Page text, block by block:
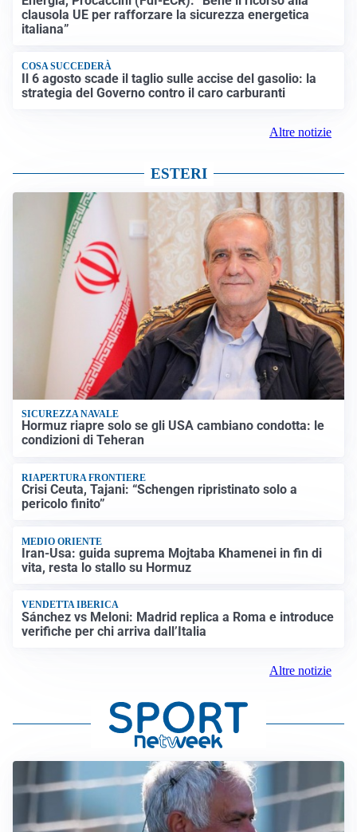
clausola UE per rafforzare la sicurezza energetica
italiana”
COSA SUCCEDERÀ
Il 6 agosto scade il taglio sulle accise del gasolio: la
strategia del Governo contro il caro carburanti
Altre notizie
ESTERI
SICUREZZA NAVALE
Hormuz riapre solo se gli USA cambiano condotta: le
condizioni di Teheran
RIAPERTURA FRONTIERE
Crisi Ceuta, Tajani: “Schengen ripristinato solo a
pericolo finito”
MEDIO ORIENTE
Iran-Usa: guida suprema Mojtaba Khamenei in fin di
vita, resta lo stallo su Hormuz
VENDETTA IBERICA
Sánchez vs Meloni: Madrid replica a Roma e introduce
verifiche per chi arriva dall’Italia
Altre notizie